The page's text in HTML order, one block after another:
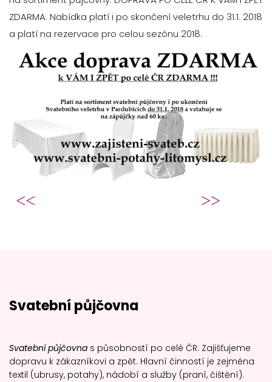
ZDARMA. Nabídka platí i po skončení veletrhu do 31.1. 2018
a platí na rezervace pro celou sezónu 2018.
Předchozí článek: Svatební vývazky
Další článek: Snížení
Svatební půjčovna
Svatební půjčovna s působností po celé ČR. Zajišťujeme
dopravu k zákazníkovi a zpět. Hlavní činností je zejména
textil (ubrusy, potahy), nádobí a služby (praní, čištění).